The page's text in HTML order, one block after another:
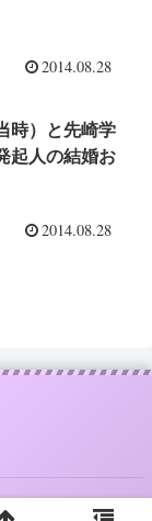
2014.08.28
時）と先崎学
起人の結婚お
2014.08.28